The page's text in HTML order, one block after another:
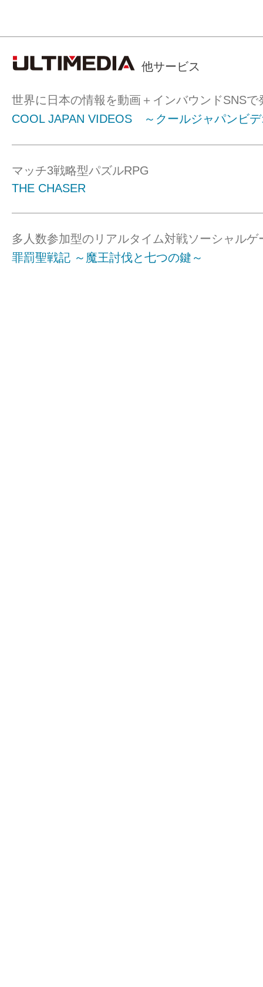
他サービス
世界に日本の情報を動画＋インバウンドSNSで
COOL JAPAN VIDEOS ～クールジャパンビ
マッチ3戦略型パズルRPG
THE CHASER
多人数参加型のリアルタイム対戦ソーシャルゲ
罪罰聖戦記 ～魔王討伐と七つの鍵～